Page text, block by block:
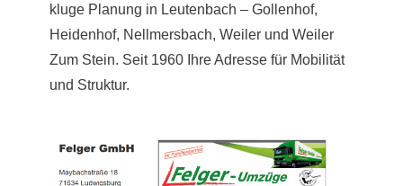
kluge Planung in Leutenbach – Gollenhof,
Heidenhof, Nellmersbach, Weiler und Weiler
Zum Stein. Seit 1960 Ihre Adresse für Mobilität
und Struktur.